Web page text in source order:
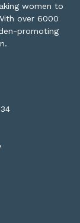
women to
over 6000
promoting